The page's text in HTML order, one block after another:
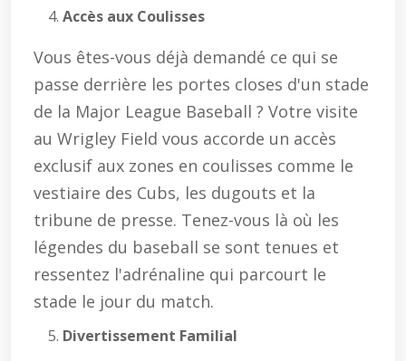
Accès aux Coulisses
Vous êtes-vous déjà demandé ce qui se
passe derrière les portes closes d'un stade
de la Major League Baseball ? Votre visite
au Wrigley Field vous accorde un accès
exclusif aux zones en coulisses comme le
vestiaire des Cubs, les dugouts et la
tribune de presse. Tenez-vous là où les
légendes du baseball se sont tenues et
ressentez l'adrénaline qui parcourt le
stade le jour du match.
Divertissement Familial